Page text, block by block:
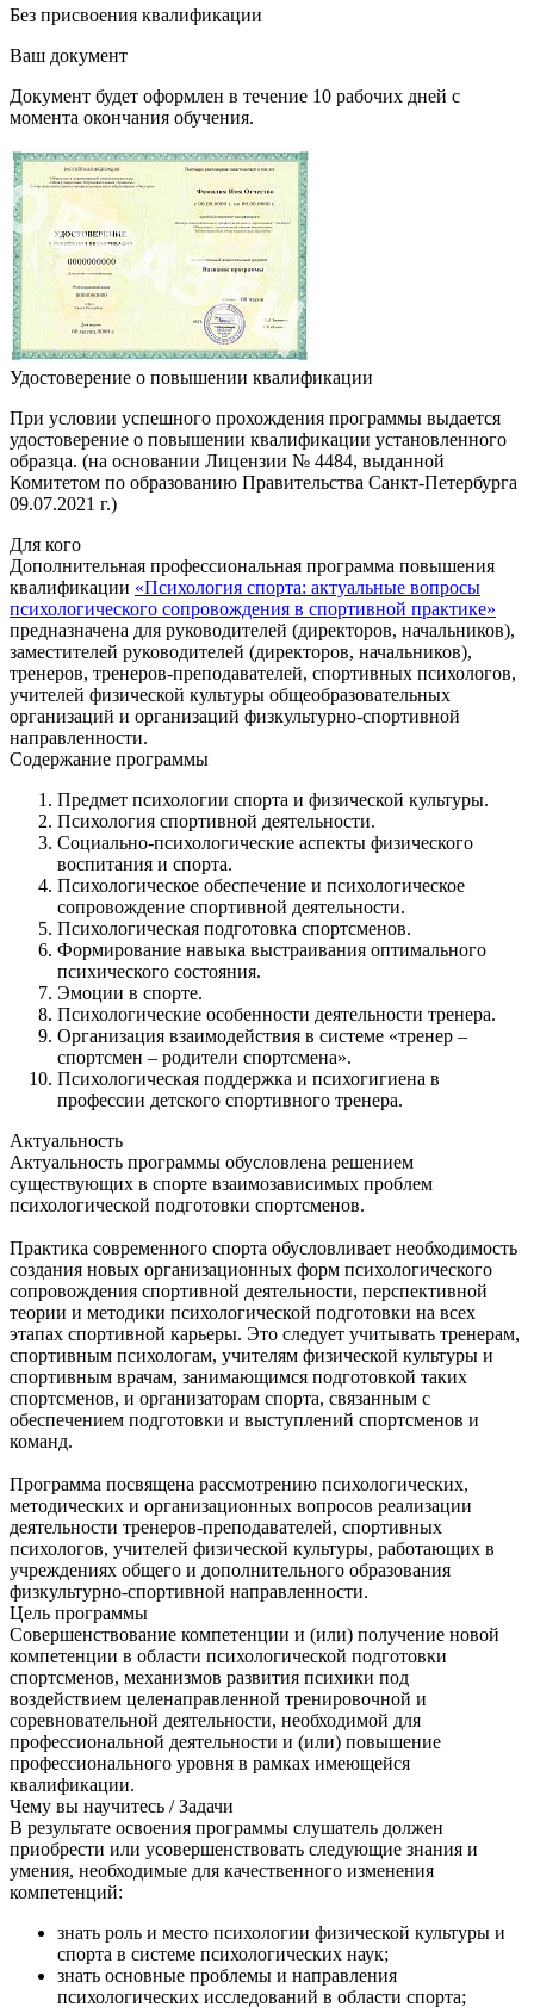
Без присвоения квалификации
Ваш документ
Документ будет оформлен в течение 10 рабочих дней с
момента окончания обучения.
Удостоверение о повышении квалификации
При условии успешного прохождения программы выдается
удостоверение о повышении квалификации установленного
образца. (на основании Лицензии № 4484, выданной
Комитетом по образованию Правительства Санкт-Петербурга
09.07.2021 г.)
Для кого
Дополнительная профессиональная программа повышения
квалификации «Психология спорта: актуальные вопросы
психологического сопровождения в спортивной практике»
предназначена для руководителей (директоров, начальников),
заместителей руководителей (директоров, начальников),
тренеров, тренеров-преподавателей, спортивных психологов,
учителей физической культуры общеобразовательных
организаций и организаций физкультурно-спортивной
направленности.
Содержание программы
Предмет психологии спорта и физической культуры.
Психология спортивной деятельности.
Социально-психологические аспекты физического
воспитания и спорта.
Психологическое обеспечение и психологическое
сопровождение спортивной деятельности.
Психологическая подготовка спортсменов.
Формирование навыка выстраивания оптимального
психического состояния.
Эмоции в спорте.
Психологические особенности деятельности тренера.
Организация взаимодействия в системе «тренер –
спортсмен – родители спортсмена».
Психологическая поддержка и психогигиена в
профессии детского спортивного тренера.
Актуальность
Актуальность программы обусловлена решением
существующих в спорте взаимозависимых проблем
психологической подготовки спортсменов.
Практика современного спорта обусловливает необходимость
создания новых организационных форм психологического
сопровождения спортивной деятельности, перспективной
теории и методики психологической подготовки на всех
этапах спортивной карьеры. Это следует учитывать тренерам,
спортивным психологам, учителям физической культуры и
спортивным врачам, занимающимся подготовкой таких
спортсменов, и организаторам спорта, связанным с
обеспечением подготовки и выступлений спортсменов и
команд.
Программа посвящена рассмотрению психологических,
методических и организационных вопросов реализации
деятельности тренеров-преподавателей, спортивных
психологов, учителей физической культуры, работающих в
учреждениях общего и дополнительного образования
физкультурно-спортивной направленности.
Цель программы
Совершенствование компетенции и (или) получение новой
компетенции в области психологической подготовки
спортсменов, механизмов развития психики под
воздействием целенаправленной тренировочной и
соревновательной деятельности, необходимой для
профессиональной деятельности и (или) повышение
профессионального уровня в рамках имеющейся
квалификации.
Чему вы научитесь / Задачи
В результате освоения программы слушатель должен
приобрести или усовершенствовать следующие знания и
умения, необходимые для качественного изменения
компетенций:
знать роль и место психологии физической культуры и
спорта в системе психологических наук;
знать основные проблемы и направления
психологических исследований в области спорта;